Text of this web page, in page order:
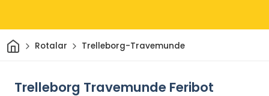
Ev Rotalar Trelleborg-Travemunde
Trelleborg Travemunde Feribot